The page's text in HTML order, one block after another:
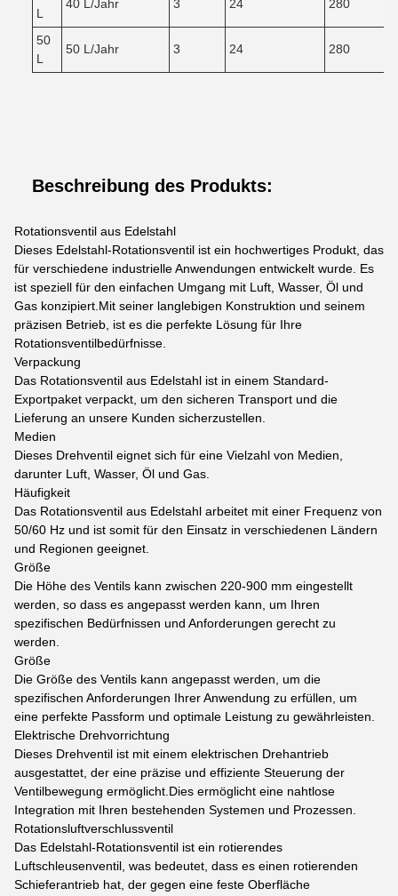
L
40 L/Jahr 3 24 280
50
L
50 L/Jahr 3 24 280
Beschreibung des Produkts:
Rotationsventil aus Edelstahl
Dieses Edelstahl-Rotationsventil ist ein hochwertiges Produkt, das
für verschiedene industrielle Anwendungen entwickelt wurde. Es
ist speziell für den einfachen Umgang mit Luft, Wasser, Öl und
Gas konzipiert.Mit seiner langlebigen Konstruktion und seinem
präzisen Betrieb, ist es die perfekte Lösung für Ihre
Rotationsventilbedürfnisse.
Verpackung
Das Rotationsventil aus Edelstahl ist in einem Standard-
Exportpaket verpackt, um den sicheren Transport und die
Lieferung an unsere Kunden sicherzustellen.
Medien
Dieses Drehventil eignet sich für eine Vielzahl von Medien,
darunter Luft, Wasser, Öl und Gas.
Häufigkeit
Das Rotationsventil aus Edelstahl arbeitet mit einer Frequenz von
50/60 Hz und ist somit für den Einsatz in verschiedenen Ländern
und Regionen geeignet.
Größe
Die Höhe des Ventils kann zwischen 220-900 mm eingestellt
werden, so dass es angepasst werden kann, um Ihren
spezifischen Bedürfnissen und Anforderungen gerecht zu
werden.
Größe
Die Größe des Ventils kann angepasst werden, um die
spezifischen Anforderungen Ihrer Anwendung zu erfüllen, um
eine perfekte Passform und optimale Leistung zu gewährleisten.
Elektrische Drehvorrichtung
Dieses Drehventil ist mit einem elektrischen Drehantrieb
ausgestattet, der eine präzise und effiziente Steuerung der
Ventilbewegung ermöglicht.Dies ermöglicht eine nahtlose
Integration mit Ihren bestehenden Systemen und Prozessen.
Rotationsluftverschlussventil
Das Edelstahl-Rotationsventil ist ein rotierendes
Luftschleusenventil, was bedeutet, dass es einen rotierenden
Schieferantrieb hat, der gegen eine feste Oberfläche